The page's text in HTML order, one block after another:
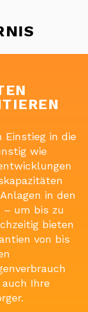
Einstieg in die
wie
in den
um bis zu
bieten
von bis
Ihre